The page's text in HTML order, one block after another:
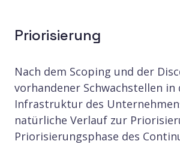
Priorisierung
Nach dem Scoping und der
vorhandener Schwachstellen
Infrastruktur des
natürliche Verlauf zur
Priorisierungsphase des